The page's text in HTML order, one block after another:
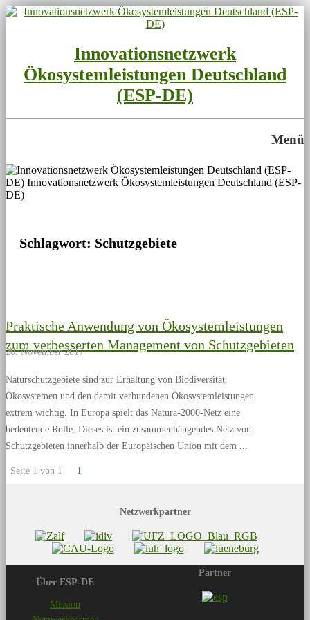
Innovationsnetzwerk
Ökosystemleistungen Deutschland
(ESP-DE)
Menü
Schutzgebiete
Praktische Anwendung von Ökosystemleistungen
zum verbesserten Management von Schutzgebieten
20. November 2017
Naturschutzgebiete sind zur Erhaltung von Biodiversität,
Ökosystemen und den damit verbundenen Ökosystemleistungen
extrem wichtig. In Europa spielt das Natura-2000-Netz eine
bedeutende Rolle. Dieses ist ein zusammenhängendes Netz von
Schutzgebieten innerhalb der Europäischen Union mit dem
Seite 1 von 1 | 1
Netzwerkpartner
Über ESP-DE
Mission
Partner